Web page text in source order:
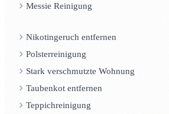
Messie Reinigung
Nikotingeruch entfernen
Polsterreinigung
Stark verschmutzte Wohnung
Taubenkot entfernen
Teppichreinigung